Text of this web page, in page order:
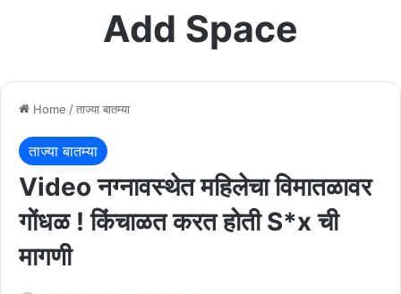
Add Space
Home /ताज्या बातम्या
ताज्या बातम्या
Video नग्नावस्थेत महिलेचा विमातळावर
गोंधळ ! किंचाळत करत होती S*x ची
मागणी